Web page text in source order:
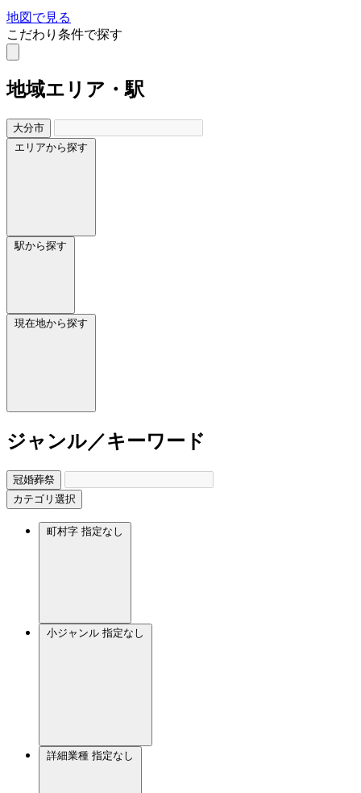
地図で見る
こだわり条件で探す
地域エリア・駅
大分市
エリアから探す
駅から探す
現在地から探す
ジャンル／キーワード
冠婚葬祭
カテゴリ選択
町村字 指定なし
小ジャンル 指定なし
詳細業種 指定なし